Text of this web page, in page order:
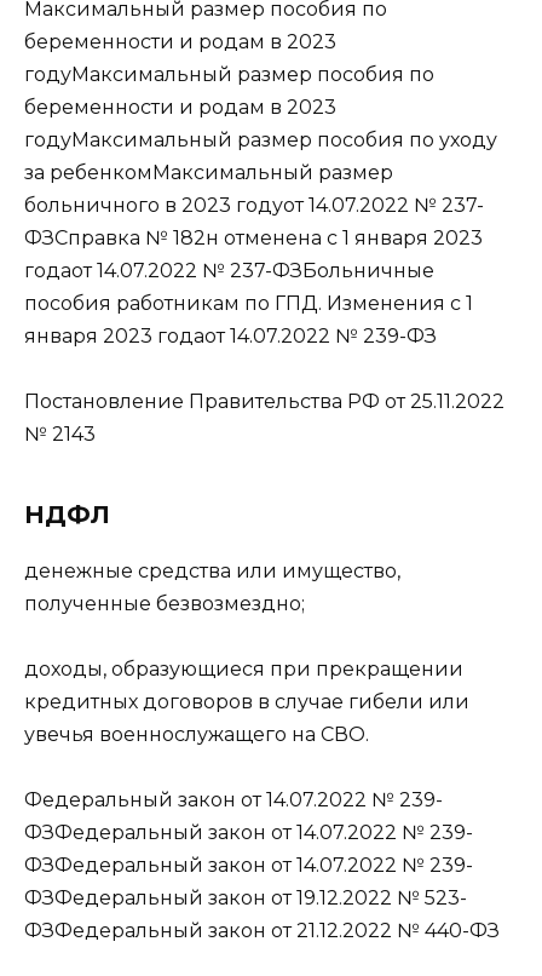
Максимальный размер пособия по
беременности и родам в 2023
годуМаксимальный размер пособия по
беременности и родам в 2023
годуМаксимальный размер пособия по уходу
за ребенкомМаксимальный размер
больничного в 2023 годуот 14.07.2022 № 237-
ФЗСправка № 182н отменена с 1 января 2023
годаот 14.07.2022 № 237-ФЗБольничные
пособия работникам по ГПД. Изменения с 1
января 2023 годаот 14.07.2022 № 239-ФЗ
Постановление Правительства РФ от 25.11.2022
№ 2143
НДФЛ
денежные средства или имущество,
полученные безвозмездно;
доходы, образующиеся при прекращении
кредитных договоров в случае гибели или
увечья военнослужащего на СВО.
Федеральный закон от 14.07.2022 № 239-
ФЗФедеральный закон от 14.07.2022 № 239-
ФЗФедеральный закон от 14.07.2022 № 239-
ФЗФедеральный закон от 19.12.2022 № 523-
ФЗФедеральный закон от 21.12.2022 № 440-ФЗ